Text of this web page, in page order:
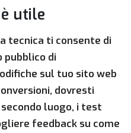
utile
tecnica ti consente di
pubblico di
sul tuo sito web
dovresti
luogo, i test
feedback su come